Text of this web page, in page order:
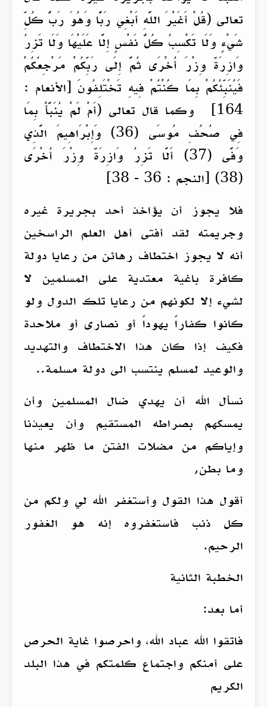
تعالى (قُلْ أَغَيْرَ اللَّهِ أَبْغِي رَبًّا وَهُوَ رَبُّ كُلِّ
شَيْءٍ وَلَا تَكْسِبُ كُلُّ نَفْسٍ إِلَّا عَلَيْهَا وَلَا تَزِرُ
وَازِرَةٌ وِزْرَ أُخْرَى ثُمَّ إِلَى رَبِّكُمْ مَرْجِعُكُمْ
فَيُنَبِّئُكُمْ بِمَا كُنْتُمْ فِيهِ تَخْتَلِفُونَ [الأنعام :
164] وكما قال تعالى (أَمْ لَمْ يُنَبَّأْ بِمَا
فِي صُحُفِ مُوسَى (36) وَإِبْرَاهِيمَ الَّذِي
وَفَّى (37) أَلَّا تَزِرُ وَازِرَةٌ وِزْرَ أُخْرَى
(38) [النجم : 36 - 38]
فلا يجوز أن يؤاخذ أحد بجريرة غيره
وجريمته لقد أفتى أهل العلم الراسخين
أنه لا يجوز اختطاف رهائن من رعايا دولة
كافرة باغية معتدية على المسلمين لا
لشيء إلا لكونهم من رعايا تلك الدول ولو
كانوا كفاراً يهوداً أو نصارى أو ملاحدة
فكيف إذا كان هذا الاختطاف والتهديد
والوعيد لمسلم ينتسب الى دولة مسلمة..
نسأل الله أن يهدي ضال المسلمين وأن
يمسكهم بصراطه المستقيم وأن يعيذنا
وإياكم من مضلات الفتن ما ظهر منها
وما بطن,
أقول هذا القول وأستغفر الله لي ولكم من
كل ذنب فاستغفروه إنه هو الغفور
الرحيم.
الخطبة الثانية
أما بعد:
فاتقوا الله عباد الله، واحرصوا غاية الحرص
على أمنكم واجتماع كلمتكم في هذا البلد
الكريم